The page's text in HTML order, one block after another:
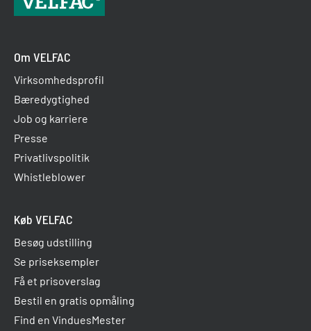
Om VELFAC
Virksomhedsprofil
Bæredygtighed
Job og karriere
Presse
Privatlivspolitik
Whistleblower
Køb VELFAC
Besøg udstilling
Se priseksempler
Få et prisoverslag
Bestil en gratis opmåling
Find en VinduesMester